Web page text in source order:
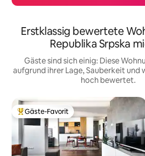
Erstklassig bewertete
Republika Srpska
Gäste sind sich einig: Diese
aufgrund ihrer Lage, Sauberkeit und
hoch bewertet.
Beliebter Gäste-Favorit.
Gäste-Favorit